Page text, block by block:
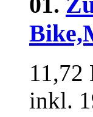
11,72
inkl.